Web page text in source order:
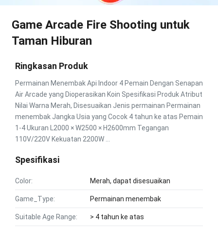
Game Arcade Fire Shooting untuk
Taman Hiburan
Ringkasan Produk
Permainan Menembak Api Indoor 4 Pemain Dengan Senapan
Air Arcade yang Dioperasikan Koin Spesifikasi Produk Atribut
Nilai Warna Merah, Disesuaikan Jenis permainan Permainan
menembak Jangka Usia yang Cocok 4 tahun ke atas Pemain
1-4 Ukuran L2000 × W2500 × H2600mm Tegangan
110V/220V Kekuatan 2200W ...
Spesifikasi
Color: Merah, dapat disesuaikan
Game_Type: Permainan menembak
Suitable Age Range: > 4 tahun ke atas